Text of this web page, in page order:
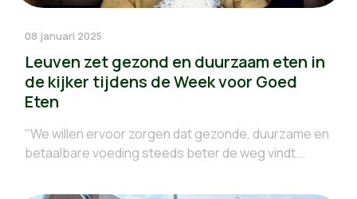
08 januari 2025
Leuven zet gezond en duurzaam eten in
de kijker tijdens de Week voor Goed
Eten
"We willen ervoor zorgen dat gezonde, duurzame en
betaalbare voeding steeds beter de weg vindt...